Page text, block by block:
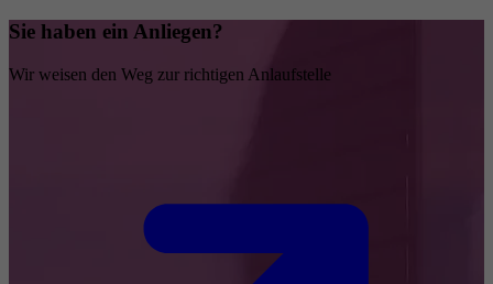
Sie haben ein Anliegen?
Wir weisen den Weg zur richtigen Anlaufstelle